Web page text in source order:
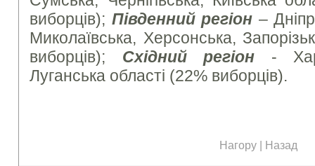
виборців); Південний регіон –
Миколаївська, Херсонська,
виборців); Східний регіон -
Луганська області (22% виборців).
Нагору | Назад